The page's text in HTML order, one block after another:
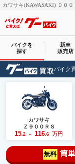
バイクを
探す
新車
販売店
バイク
カワサキ
Ｚ９００ＲＳ
15 .2 ～ 116 .6 万円
無料 簡